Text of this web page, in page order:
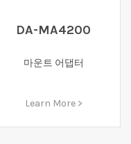
DA-MA4200
마운트 어댑터
Learn More >